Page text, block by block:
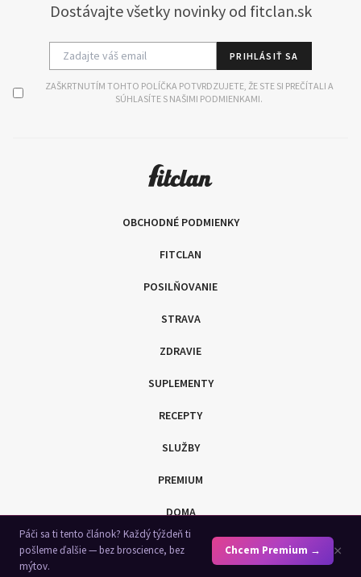
Dostávajte všetky novinky od fitclan.sk
PRIHLÁSIŤ SA
ZAŠKRTNUTÍM TOHTO POLÍČKA POTVRDZUJETE, ŽE STE SI PREČÍTALI A
SÚHLASÍTE S NAŠIMI PODMIENKAMI.
OBCHODNÉ PODMIENKY
FITCLAN
POSILŇOVANIE
STRAVA
ZDRAVIE
SUPLEMENTY
RECEPTY
SLUŽBY
PREMIUM
DOMA
SHOP
Páči sa ti tento článok? Každý týždeň ti
pošleme ďalšie — bez broscience, bez
mýtov.
Chcem Premium → ×